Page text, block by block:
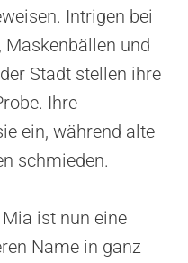
Intrigen bei
und
Stadt stellen ihre
Ihre
ein, während alte
schmieden.
ist nun eine
Name in ganz